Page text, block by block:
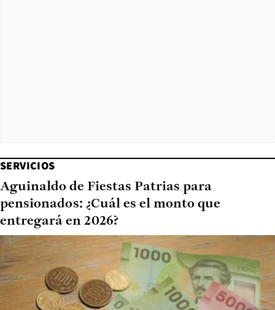
SERVICIOS
Aguinaldo de Fiestas Patrias para
pensionados: ¿Cuál es el monto que
entregará en 2026?